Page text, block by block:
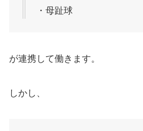
・母趾球
が連携して働きます。
しかし、